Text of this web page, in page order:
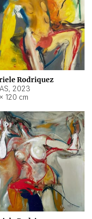
Rodriquez
, 2023
120 cm